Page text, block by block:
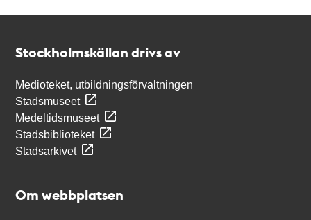
Stockholmskällan drivs av
Medioteket, utbildningsförvaltningen
Stadsmuseet
Medeltidsmuseet
Stadsbiblioteket
Stadsarkivet
Om webbplatsen